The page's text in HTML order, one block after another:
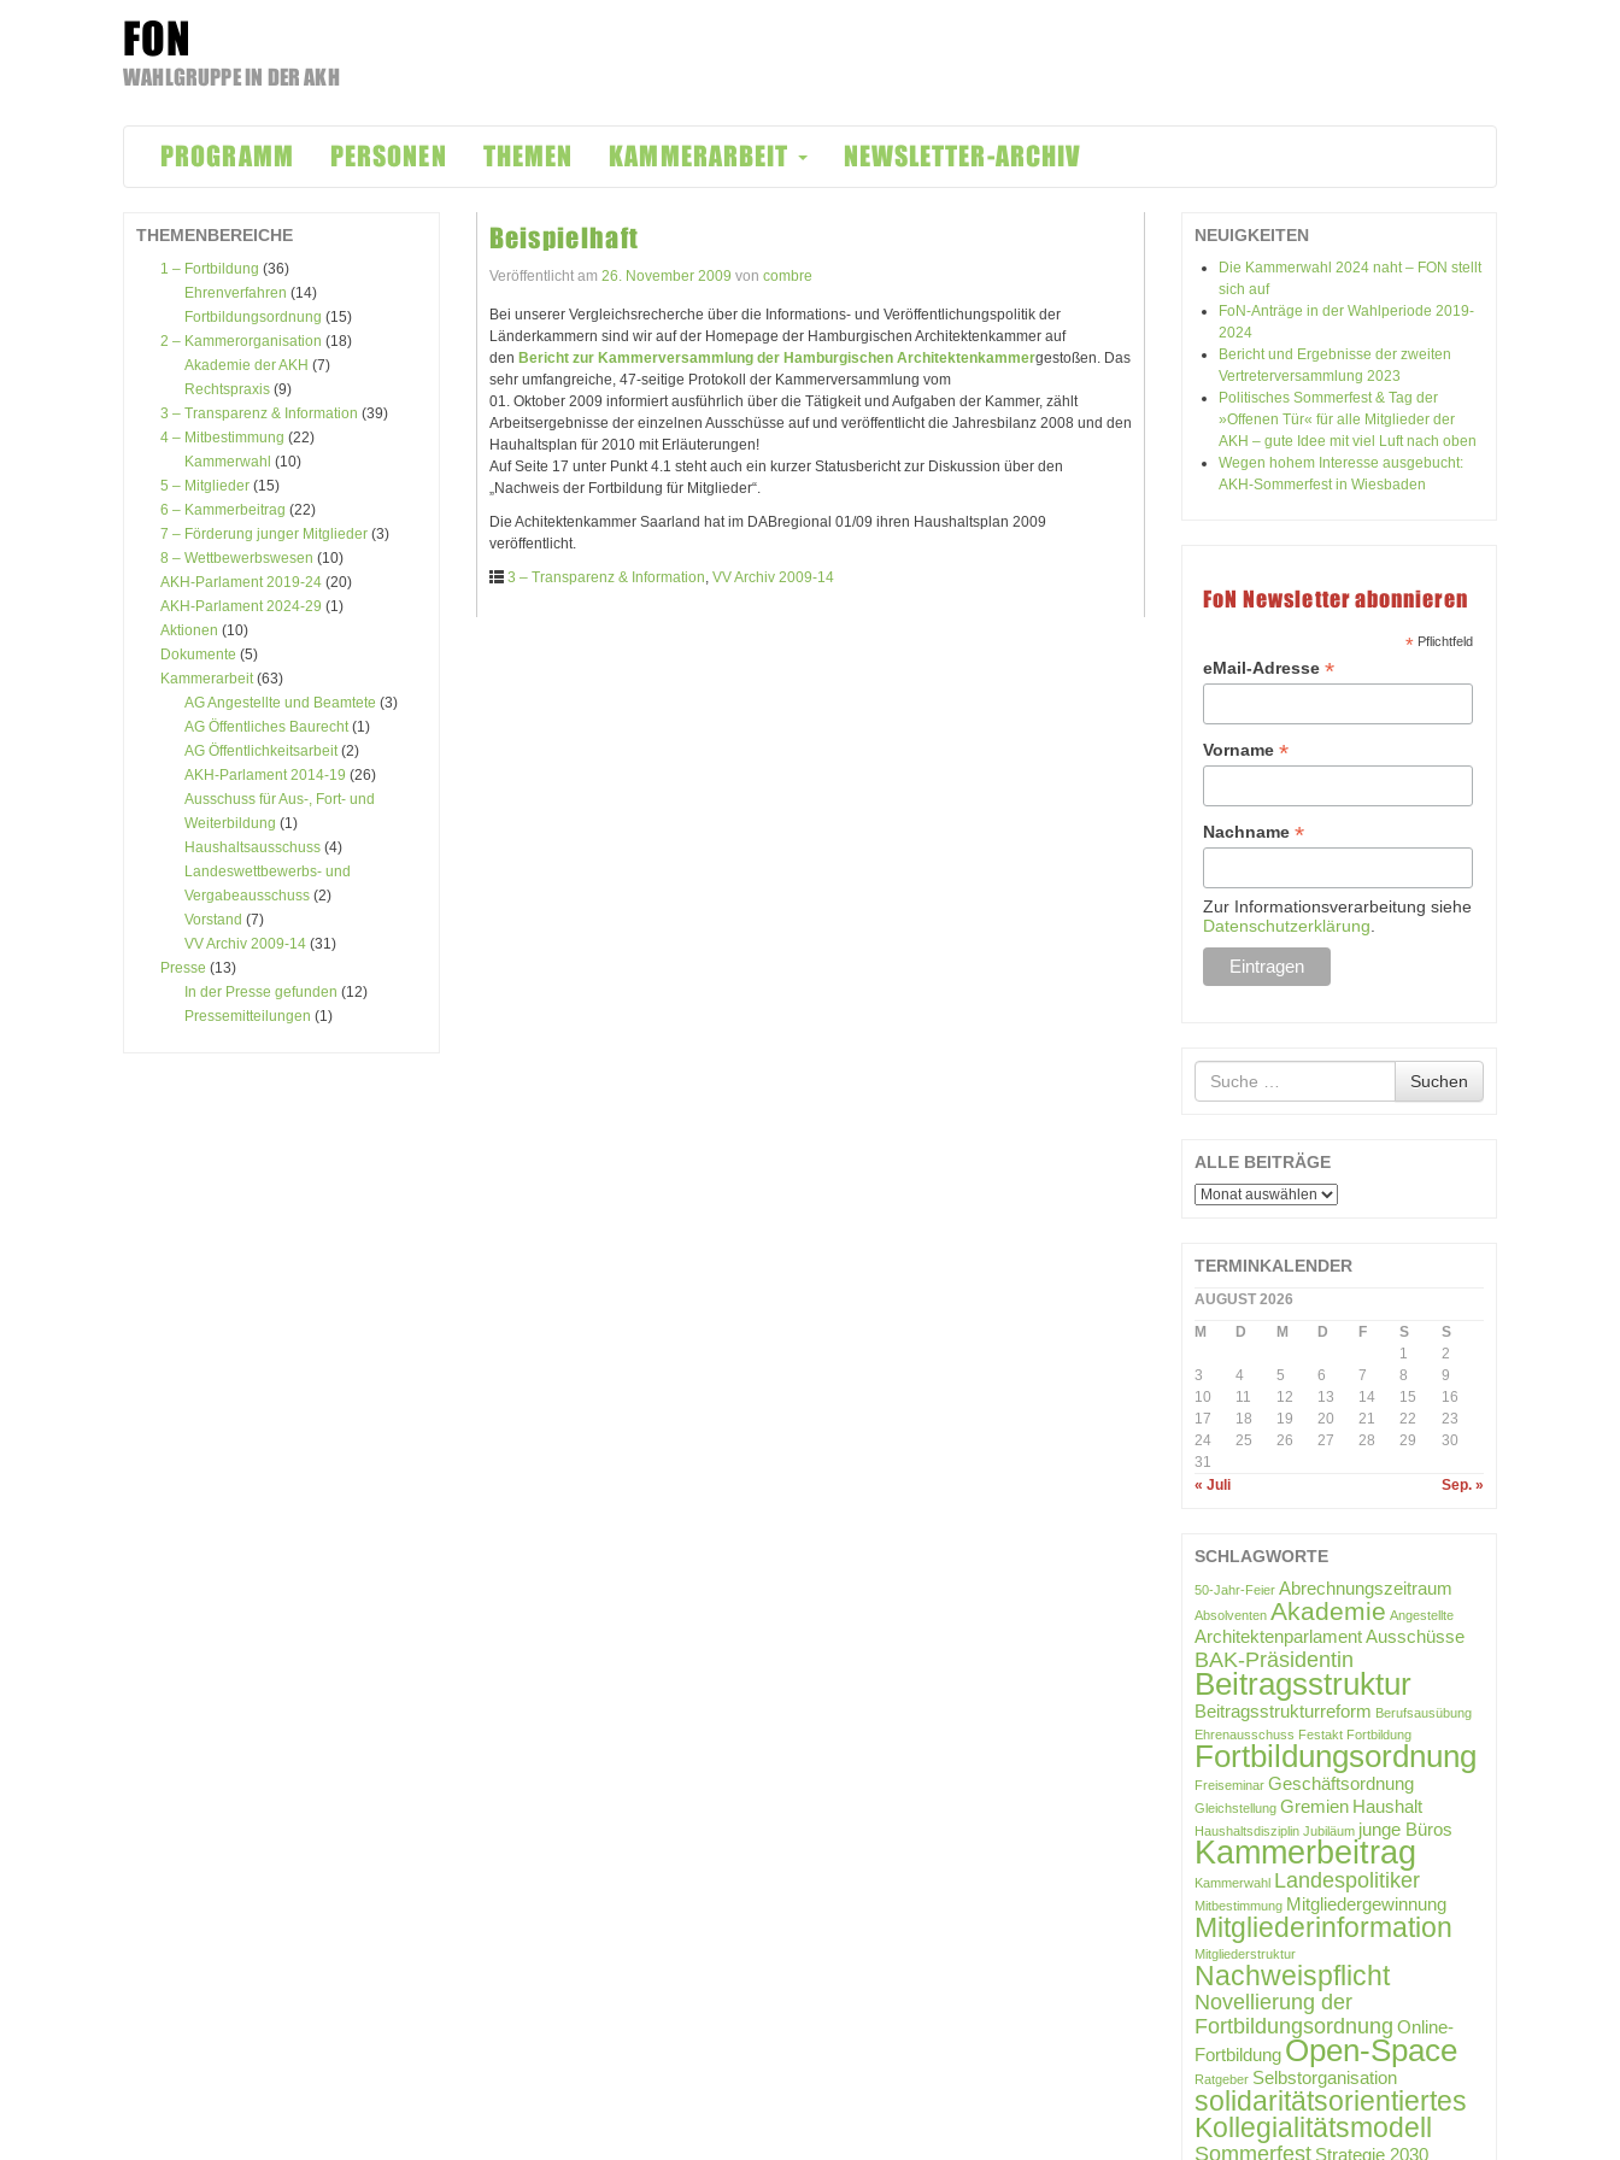
FON
WAHLGRUPPE IN DER AKH
Inhalt
springenPROGRAMM PERSONEN THEMEN KAMMERARBEIT NEWSLETTER-ARCHIV
THEMENBEREICHE
1 – Fortbildung (36)
Ehrenverfahren (14)
Fortbildungsordnung (15)
2 – Kammerorganisation (18)
Akademie der AKH (7)
Rechtspraxis (9)
3 – Transparenz & Information (39)
4 – Mitbestimmung (22)
Kammerwahl (10)
5 – Mitglieder (15)
6 – Kammerbeitrag (22)
7 – Förderung junger Mitglieder (3)
8 – Wettbewerbswesen (10)
AKH-Parlament 2019-24 (20)
AKH-Parlament 2024-29 (1)
Aktionen (10)
Dokumente (5)
Kammerarbeit(63)
AG Angestellte und Beamtete (3)
AG Öffentliches Baurecht(1)
AG Öffentlichkeitsarbeit(2)
AKH-Parlament 2014-19 (26)
Ausschuss für Aus-, Fort- und
Weiterbildung (1)
Haushaltsausschuss (4)
Landeswettbewerbs- und
Vergabeausschuss (2)
Vorstand (7)
VV Archiv 2009-14 (31)
Presse (13)
In der Presse gefunden (12)
Pressemitteilungen (1)
Beispielhaft
Veröffentlicht am 26. November 2009 von combre
Bei unserer Vergleichsrecherche über die Informations- und Veröffentlichungspolitik der
Länderkammern sind wir auf der Homepage der Hamburgischen Architektenkammer auf
den Bericht zur Kammerversammlung der Hamburgischen Architektenkammergestoßen. Das
sehr umfangreiche, 47-seitige Protokoll der Kammerversammlung vom
01. Oktober 2009 informiert ausführlich über die Tätigkeit und Aufgaben der Kammer, zählt
Arbeitsergebnisse der einzelnen Ausschüsse auf und veröffentlicht die Jahresbilanz 2008 und den
Hauhaltsplan für 2010 mit Erläuterungen!
Auf Seite 17 unter Punkt 4.1 steht auch ein kurzer Statusbericht zur Diskussion über den
„Nachweis der Fortbildung für Mitglieder“.
Die Achitektenkammer Saarland hat im DABregional 01/09 ihren Haushaltsplan 2009
veröffentlicht.
3 – Transparenz & Information, VV Archiv 2009-14
NEUIGKEITEN
Die Kammerwahl 2024 naht – FON stellt
sich auf
FoN-Anträge in der Wahlperiode 2019-
2024
Bericht und Ergebnisse der zweiten
Vertreterversammlung 2023
Politisches Sommerfest & Tag der
»Offenen Tür« für alle Mitglieder der
AKH – gute Idee mit viel Luft nach oben
Wegen hohem Interesse ausgebucht:
AKH-Sommerfest in Wiesbaden
FoN Newsletter abonnieren
*Pflichtfeld
eMail-Adresse *
Vorname *
Nachname *
Zur Informationsverarbeitung siehe
Datenschutzerklärung
nach
Suchen
ALLE BEITRÄGE
ALLE
TERMINKALENDER
AUGUST 2026
M
D M D F S
S
1
2
3
4 5 6 7 8
9
10
11 12 13 14 15
16
17
18 19 20 21 22
23
24
25 26 27 28 29
30
31
« Juli
Sep. »
SCHLAGWORTE
50-Jahr-Feier Abrechnungszeitraum
Absolventen Akademie Angestellte
Architektenparlament Ausschüsse
BAK-Präsidentin
Beitragsstruktur
Beitragsstrukturreform Berufsausübung
Ehrenausschuss Festakt Fortbildung
Fortbildungsordnung
Freiseminar Geschäftsordnung
Gleichstellung Gremien Haushalt
Haushaltsdisziplin Jubiläum junge Büros
Kammerbeitrag
Kammerwahl Landespolitiker
Mitbestimmung Mitgliedergewinnung
Mitgliederinformation
Mitgliederstruktur
Nachweispflicht
Novellierung der
Fortbildungsordnung Online-
Fortbildung Open-Space
Ratgeber Selbstorganisation
solidaritätsorientiertes
Kollegialitätsmodell
Sommerfest Strategie 2030